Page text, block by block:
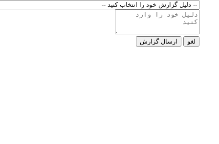
ارسال گزارش